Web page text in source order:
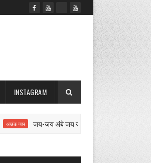
INSTAGRAM
जय-जय अंबे जय जगदंबे का 12 घंटे का अखंड जाप शुरू